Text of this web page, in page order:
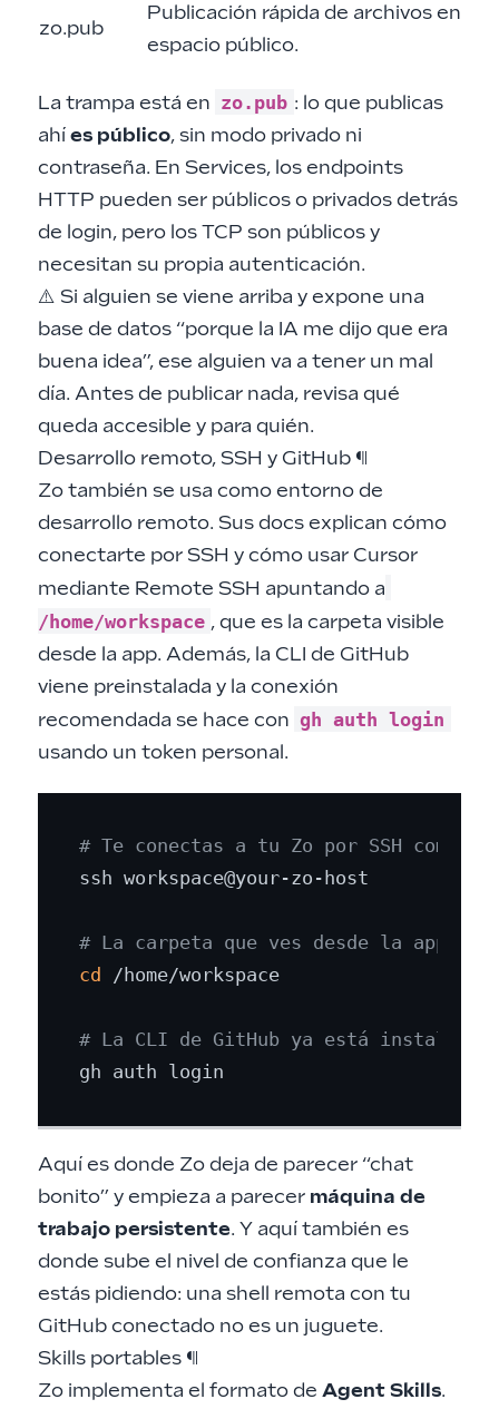
zo.pub
Publicación rápida de archivos en un
espacio público.
La trampa está en zo.pub : lo que publicas
ahí es público, sin modo privado ni
contraseña. En Services, los endpoints
HTTP pueden ser públicos o privados detrás
de login, pero los TCP son públicos y
necesitan su propia autenticación.
⚠️ Si alguien se viene arriba y expone una
base de datos “porque la IA me dijo que era
buena idea”, ese alguien va a tener un mal
día. Antes de publicar nada, revisa qué
queda accesible y para quién.
Desarrollo remoto, SSH y GitHub ¶
Zo también se usa como entorno de
desarrollo remoto. Sus docs explican cómo
conectarte por SSH y cómo usar Cursor
mediante Remote SSH apuntando a
/home/workspace , que es la carpeta visible
desde la app. Además, la CLI de GitHub
viene preinstalada y la conexión
recomendada se hace con gh auth login
usando un token personal.
# Te conectas a tu Zo por SSH como
ssh workspace@your-zo-host
# La carpeta que ves desde la app de
cd
/home/workspace
# La CLI de GitHub ya está
Aquí es donde Zo deja de parecer “chat
bonito” y empieza a parecer máquina de
trabajo persistente. Y aquí también es
donde sube el nivel de confianza que le
estás pidiendo: una shell remota con tu
GitHub conectado no es un juguete.
Skills portables ¶
Zo implementa el formato de Agent Skills.